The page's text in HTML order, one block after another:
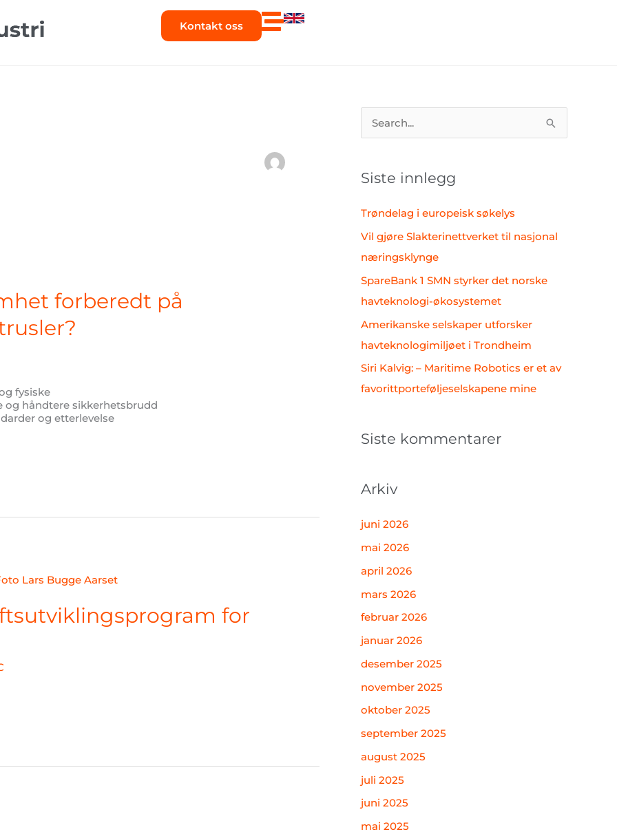
Kontakt oss
forberedt på
fysiske
og håndtere sikkerhetsbrudd
og etterlevelse
for
t
Siste innlegg
Trøndelag i europeisk søkelys
Vil gjøre Slakterinettverket til nasjonal
næringsklynge
SpareBank 1 SMN styrker det norske
havteknologi-økosystemet
Amerikanske selskaper utforsker
havteknologimiljøet i Trondheim
Siri Kalvig: – Maritime Robotics er et av
favorittporteføljeselskapene mine
Siste kommentarer
Arkiv
juni 2026
mai 2026
april 2026
mars 2026
februar 2026
januar 2026
desember 2025
november 2025
oktober 2025
september 2025
august 2025
juli 2025
juni 2025
mai 2025